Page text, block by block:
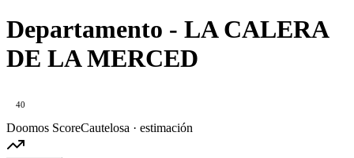
Departamento - LA CALERA
DE LA MERCED
40
Doomos ScoreCautelosa · estimación